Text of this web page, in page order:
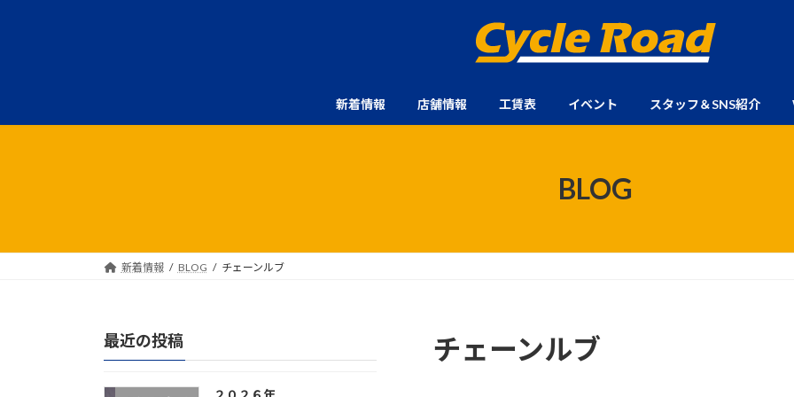
新着情報 店舗情報 工賃表 イベント スタッフ＆SNS紹介
BLOG
新着情報 BLOG チェーンルブ
チェーンルブ
最近の投稿